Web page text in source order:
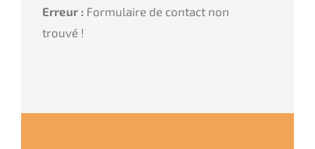
Erreur : Formulaire de contact non
trouvé !